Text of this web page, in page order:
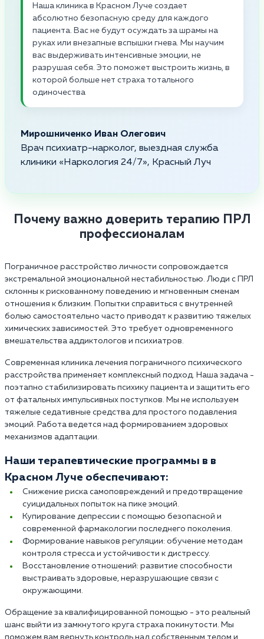
Наша клиника в Красном Луче создает
абсолютно безопасную среду для каждого
пациента. Вас не будут осуждать за шрамы на
руках или внезапные вспышки гнева. Мы научим
вас выдерживать интенсивные эмоции, не
разрушая себя. Это поможет выстроить жизнь, в
которой больше нет страха тотального
одиночества
Мирошниченко Иван Олегович
Врач психиатр-нарколог, выездная служба
клиники «Наркология 24/7», Красный Луч
Почему важно доверить терапию ПРЛ
профессионалам
Пограничное расстройство личности сопровождается
экстремальной эмоциональной нестабильностью. Люди с ПРЛ
склонны к рискованному поведению и мгновенным сменам
отношения к близким. Попытки справиться с внутренней
болью самостоятельно часто приводят к развитию тяжелых
химических зависимостей. Это требует одновременного
вмешательства аддиктологов и психиатров.
Современная клиника лечения пограничного психического
расстройства применяет комплексный подход. Наша задача -
поэтапно стабилизировать психику пациента и защитить его
от фатальных импульсивных поступков. Мы не используем
тяжелые седативные средства для простого подавления
эмоций. Работа ведется над формированием здоровых
механизмов адаптации.
Наши терапевтические программы в в
Красном Луче обеспечивают:
Снижение риска самоповреждений и предотвращение
суицидальных попыток на пике эмоций.
Купирование депрессии с помощью безопасной и
современной фармакологии последнего поколения.
Формирование навыков регуляции: обучение методам
контроля стресса и устойчивости к дистрессу.
Восстановление отношений: развитие способности
выстраивать здоровые, неразрушающие связи с
окружающими.
Обращение за квалифицированной помощью - это реальный
шанс выйти из замкнутого круга страха покинутости. Мы
поможем вам вернуть контроль над собственным телом и